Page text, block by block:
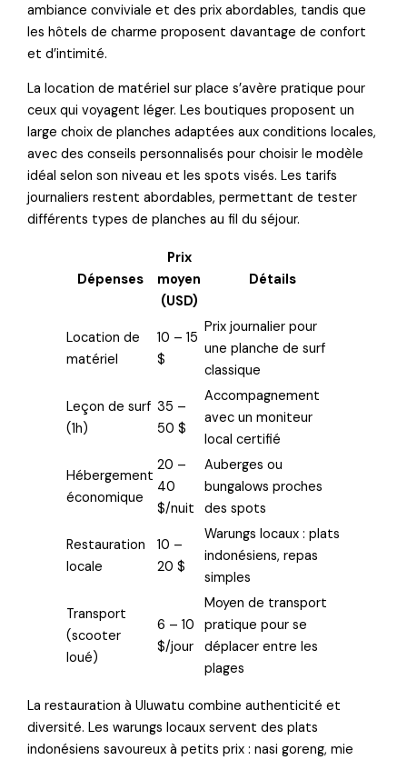
ambiance conviviale et des prix abordables, tandis que
les hôtels de charme proposent davantage de confort
et d’intimité.
La location de matériel sur place s’avère pratique pour
ceux qui voyagent léger. Les boutiques proposent un
large choix de planches adaptées aux conditions locales,
avec des conseils personnalisés pour choisir le modèle
idéal selon son niveau et les spots visés. Les tarifs
journaliers restent abordables, permettant de tester
différents types de planches au fil du séjour.
Dépenses
Prix
moyen
(USD)
Détails
Location de
matériel
10 – 15
$
Prix journalier pour
une planche de surf
classique
Leçon de surf
(1h)
35 –
50 $
Accompagnement
avec un moniteur
local certifié
Hébergement
économique
20 –
40
$/nuit
Auberges ou
bungalows proches
des spots
Restauration
locale
10 –
20 $
Warungs locaux : plats
indonésiens, repas
simples
Transport
(scooter
loué)
6 – 10
$/jour
Moyen de transport
pratique pour se
déplacer entre les
plages
La restauration à Uluwatu combine authenticité et
diversité. Les warungs locaux servent des plats
indonésiens savoureux à petits prix : nasi goreng, mie